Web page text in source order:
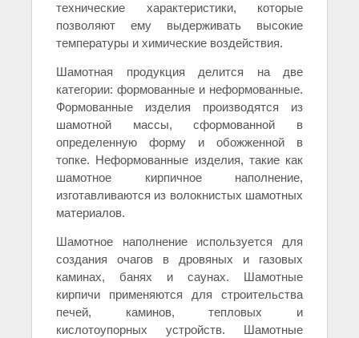
технические характеристики, которые
позволяют ему выдерживать высокие
температуры и химические воздействия.
Шамотная продукция делится на две
категории: формованные и неформованные.
Формованные изделия производятся из
шамотной массы, сформованной в
определенную форму и обожженной в
топке. Неформованные изделия, такие как
шамотное кирпичное наполнение,
изготавливаются из волокнистых шамотных
материалов.
Шамотное наполнение используется для
создания очагов в дровяных и газовых
каминах, банях и саунах. Шамотные
кирпичи применяются для строительства
печей, каминов, тепловых и
кислотоупорных устройств. Шамотные